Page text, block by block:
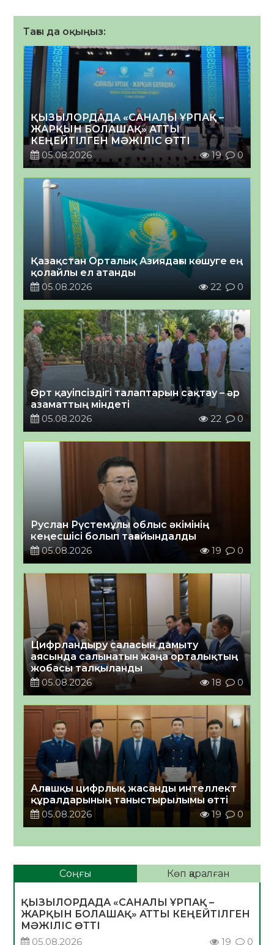
Тағы да оқыңыз:
ҚЫЗЫЛОРДАДА «САНАЛЫ ҰРПАҚ –
ЖАРҚЫН БОЛАШАҚ» АТТЫ
КЕҢЕЙТІЛГЕН МӘЖІЛІС ӨТТІ
05.08.2026
19 0
Қазақстан Орталық Азиядағы көшуге ең
қолайлы ел атанды
05.08.2026
22 0
Өрт қауіпсіздігі талаптарын сақтау – әр
азаматтың міндеті
05.08.2026
22 0
Руслан Рүстемұлы облыс әкімінің
кеңесшісі болып тағайындалды
05.08.2026
19 0
Цифрландыру саласын дамыту
аясында салынатын жаңа орталықтың
жобасы талқыланды
05.08.2026
18 0
Алғашқы цифрлық жасанды интеллект
құралдарының таныстырылымы өтті
05.08.2026
19 0
Соңғы Көп қаралған
ҚЫЗЫЛОРДАДА «САНАЛЫ ҰРПАҚ –
ЖАРҚЫН БОЛАШАҚ» АТТЫ КЕҢЕЙТІЛГЕН
МӘЖІЛІС ӨТТІ
05.08.2026
19 0